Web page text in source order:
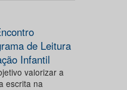
de Leitura
Infantil
valorizar a
escrita na